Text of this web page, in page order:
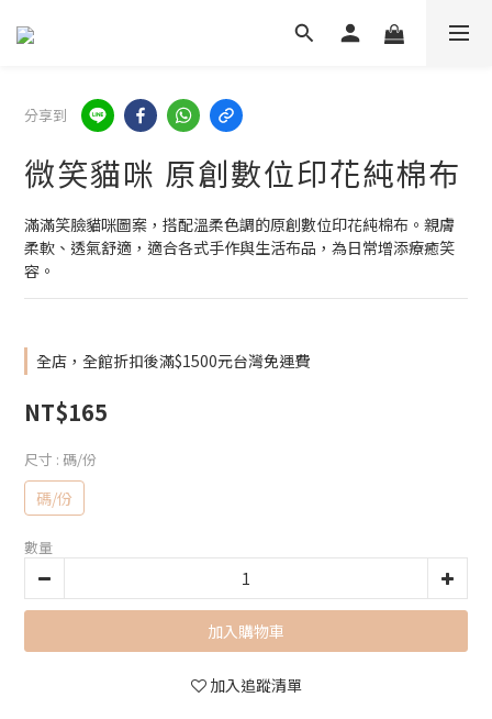
分享到
微笑貓咪 原創數位印花純棉布
滿滿笑臉貓咪圖案，搭配溫柔色調的原創數位印花純棉布。親膚
柔軟、透氣舒適，適合各式手作與生活布品，為日常增添療癒笑
容。
全店，全館折扣後滿$1500元台灣免運費
NT$165
尺寸 : 碼/份
碼/份
數量
加入購物車
加入追蹤清單